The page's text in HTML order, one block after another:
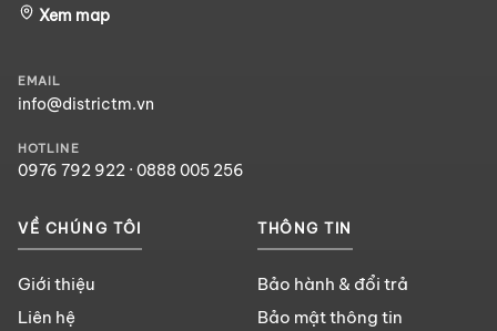
Xem map
EMAIL
info@districtm.vn
HOTLINE
0976 792 922 · 0888 005 256
VỀ CHÚNG TÔI
Giới thiệu
Liên hệ
THÔNG TIN
Bảo hành & đổi trả
Bảo mật thông tin